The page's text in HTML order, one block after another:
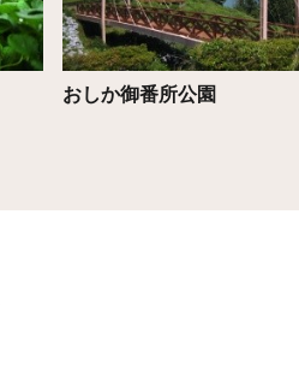
おしか御番所公園